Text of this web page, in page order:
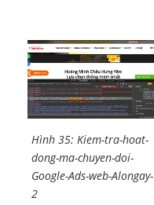
Hình 35: Kiem-tra-hoat-
dong-ma-chuyen-doi-
Google-Ads-web-Alongay-
2